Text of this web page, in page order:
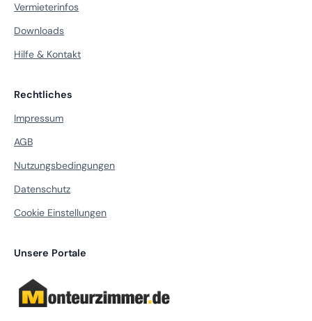
Vermieterinfos
Downloads
Hilfe & Kontakt
Rechtliches
Impressum
AGB
Nutzungsbedingungen
Datenschutz
Cookie Einstellungen
Unsere Portale